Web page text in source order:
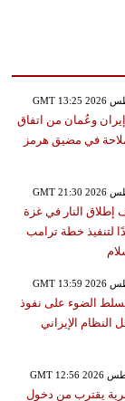
وعُمان من اتفاق
في مضيق هرمز
النار في غزة
لتنفيذ خطة ترامب
الضوء على نفوذ
الإيراني
يقترب من دخول